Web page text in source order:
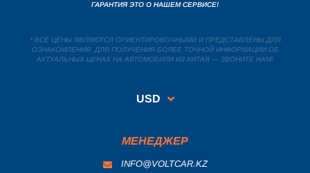
ГАРАНТИЯ ЭТО О НАШЕМ СЕРВИСЕ!
* ВСЕ ЦЕНЫ ЯВЛЯЮТСЯ ОРИЕНТИРОВОЧНЫМИ И ПРЕДСТАВЛЕНЫ ДЛЯ
ОЗНАКОМЛЕНИЯ. ДЛЯ ПОЛУЧЕНИЯ БОЛЕЕ ТОЧНОЙ ИНФОРМАЦИИ ОБ
АКТУАЛЬНЫХ ЦЕНАХ НА АВТОМОБИЛИ ИЗ КИТАЯ — ЗВОНИТЕ НАМ!
USD
МЕНЕДЖЕР
INFO@VOLTCAR.KZ